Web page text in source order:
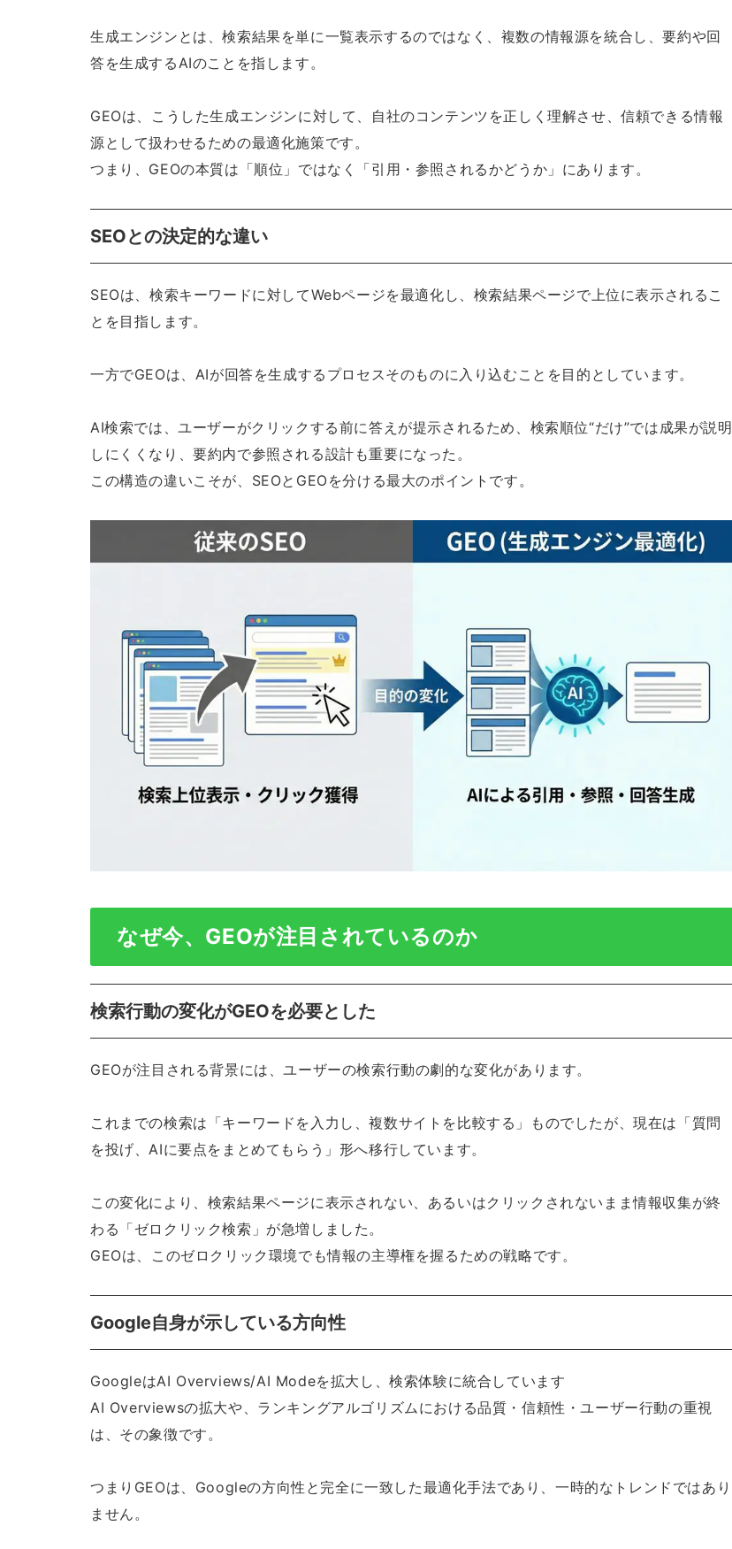
生成エンジンとは、検索結果を単に一覧表示するのではなく、複数の情報源を統合し、要約や回
答を生成するAIのことを指します。
GEOは、こうした生成エンジンに対して、自社のコンテンツを正しく理解させ、信頼できる情報
源として扱わせるための最適化施策です。
つまり、GEOの本質は「順位」ではなく「引用・参照されるかどうか」にあります。
SEOとの決定的な違い
SEOは、検索キーワードに対してWebページを最適化し、検索結果ページで上位に表示されるこ
とを目指します。
一方でGEOは、AIが回答を生成するプロセスそのものに入り込むことを目的としています。
AI検索では、ユーザーがクリックする前に答えが提示されるため、検索順位“だけ”では成果が説明
しにくくなり、要約内で参照される設計も重要になった。
この構造の違いこそが、SEOとGEOを分ける最大のポイントです。
なぜ今、GEOが注目されているのか
検索行動の変化がGEOを必要とした
GEOが注目される背景には、ユーザーの検索行動の劇的な変化があります。
これまでの検索は「キーワードを入力し、複数サイトを比較する」ものでしたが、現在は「質問
を投げ、AIに要点をまとめてもらう」形へ移行しています。
この変化により、検索結果ページに表示されない、あるいはクリックされないまま情報収集が終
わる「ゼロクリック検索」が急増しました。
GEOは、このゼロクリック環境でも情報の主導権を握るための戦略です。
Google自身が示している方向性
GoogleはAI Overviews/AI Modeを拡大し、検索体験に統合しています
AI Overviewsの拡大や、ランキングアルゴリズムにおける品質・信頼性・ユーザー行動の重視
は、その象徴です。
つまりGEOは、Googleの方向性と完全に一致した最適化手法であり、一時的なトレンドではあり
ません。